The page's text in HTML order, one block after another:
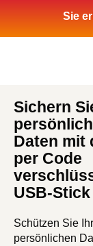
Sie
Sichern
Daten mit
per Code
USB-Stick
Schützen Sie
persönlichen